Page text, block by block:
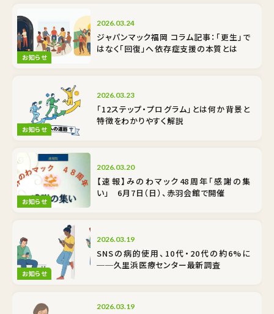
お知らせ
2026.03.24
ジャパンマック福岡 コラム記事：「更生」で
はなく「回復」へ――依存症支援の本質とは
お知らせ
2026.03.23
「12ステップ・プログラム」とは何か――背景と
特徴をわかりやすく解説
お知らせ
2026.03.20
【速報】みのわマック48周年「感謝の集
い」 6月7日（日）、赤羽会館で開催
お知らせ
2026.03.19
SNSの病的使用、10代・20代の約6%に
──久里浜医療センター最新調査
2026.03.19